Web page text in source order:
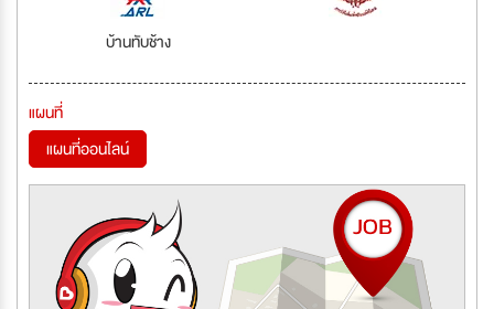
บ้านทับช้าง
แผนที่
แผนที่ออนไลน์